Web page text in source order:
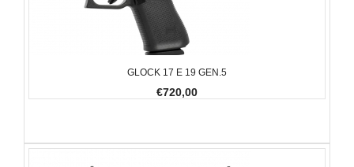
GLOCK 17 E 19 GEN.5
€720,00